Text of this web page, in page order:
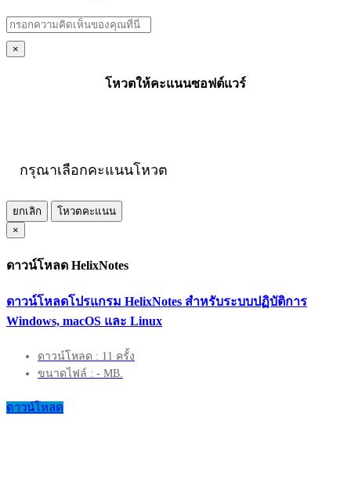
×
โหวตให้คะแนนซอฟต์แวร์
กรุณาเลือกคะแนนโหวต
ยกเลิก
โหวตคะแนน
×
ดาวน์โหลด HelixNotes
ดาวน์โหลดโปรแกรม HelixNotes สำหรับระบบปฏิบัติการ
Windows, macOS และ Linux
ดาวน์โหลด : 11 ครั้ง
ขนาดไฟล์ : - MB.
ดาวน์โหลด